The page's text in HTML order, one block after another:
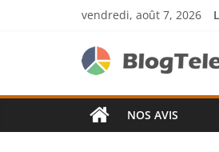
vendredi, août 7, 2026
NOS AVIS